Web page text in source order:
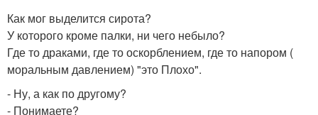
Как мог выделится сирота?
У которого кроме палки, ни чего небыло?
Где то драками, где то оскорблением, где то напором (
моральным давлением) "это Плохо".
- Ну, а как по другому?
- Понимаете?